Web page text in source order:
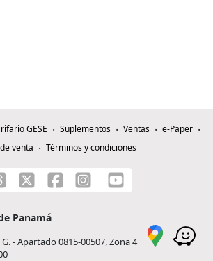
GESE Suplementos Ventas
e-Paper
venta
Términos y condiciones
Panamá
- Apartado 0815-00507, Zona 4